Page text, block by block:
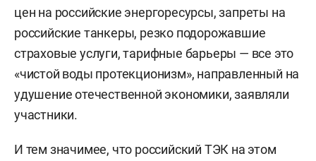
цен на российские энергоресурсы, запреты на
российские танкеры, резко подорожавшие
страховые услуги, тарифные барьеры — все это
«чистой воды протекционизм», направленный на
удушение отечественной экономики, заявляли
участники.
И тем значимее, что российский ТЭК на этом